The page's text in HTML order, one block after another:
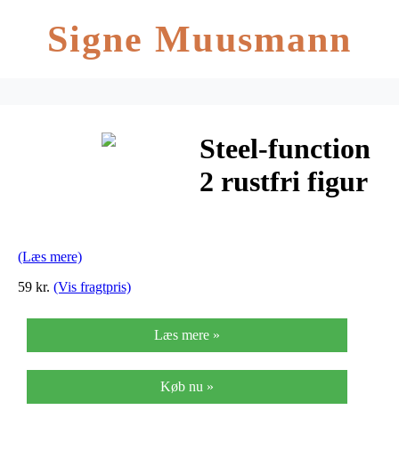
Signe Muusmann
Steel-function
2 rustfri figur
(Læs mere)
59 kr. (Vis fragtpris)
Læs mere »
Køb nu »